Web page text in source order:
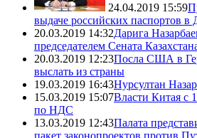
24.04.2019 15:59
выдаче российских паспортов в
20.03.2019 14:32Дарига
председателем Сената
20.03.2019 12:23Посла США в
выслать из страны
19.03.2019 16:43Нурсултан
15.03.2019 15:07Власти Китая с
по НДС
13.03.2019 12:43Палата
пакет законопроектов против